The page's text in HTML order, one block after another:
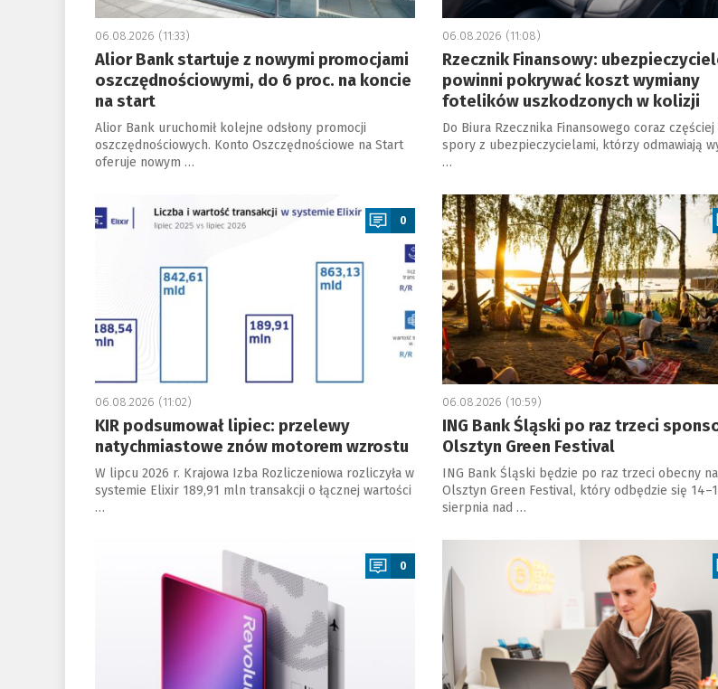
06.08.2026 (11:33)
Alior Bank startuje z nowymi promocjami
oszczędnościowymi, do 6 proc. na koncie
na start
Alior Bank uruchomił kolejne odsłony promocji
oszczędnościowych. Konto Oszczędnościowe na Start
oferuje nowym …
06.08.2026 (11:08)
Rzecznik Finansowy:
powinni pokrywać koszt wymiany
fotelików uszkodzonych w kolizji
Do Biura Rzecznika Finansowego coraz
spory z ubezpieczycielami, którzy odmawiają
…
0
06.08.2026 (11:02)
KIR podsumował lipiec: przelewy
natychmiastowe znów motorem wzrostu
W lipcu 2026 r. Krajowa Izba Rozliczeniowa rozliczyła w
systemie Elixir 189,91 mln transakcji o łącznej wartości
…
a
06.08.2026 (10:59)
ING Bank Śląski po raz trzeci
Olsztyn Green Festival
ING Bank Śląski będzie po raz trzeci obecny na
Olsztyn Green Festival, który odbędzie się
sierpnia nad …
0
a